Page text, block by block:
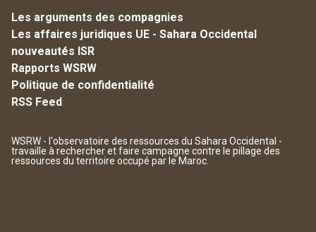
Les arguments des compagnies
Les affaires juridiques UE - Sahara Occidental
nouveautés ISR
Rapports WSRW
Politique de confidentialité
RSS Feed
WSRW - l'observatoire des ressources du Sahara Occidental -
travaille à rechercher et faire campagne contre le pillage des
ressources du territoire occupé par le Maroc.